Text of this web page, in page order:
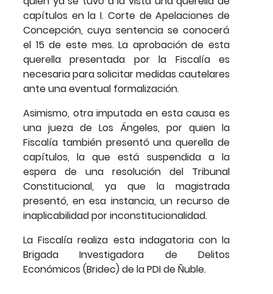
capítulos en la I. Corte de Apelaciones de
Concepción, cuya sentencia se conocerá
el 15 de este mes. La aprobación de esta
querella presentada por la Fiscalía es
necesaria para solicitar medidas cautelares
ante una eventual formalización.
Asimismo, otra imputada en esta causa es
una jueza de Los Ángeles, por quien la
Fiscalía también presentó una querella de
capítulos, la que está suspendida a la
espera de una resolución del Tribunal
Constitucional, ya que la magistrada
presentó, en esa instancia, un recurso de
inaplicabilidad por inconstitucionalidad.
La Fiscalía realiza esta indagatoria con la
Brigada Investigadora de Delitos
Económicos (Bridec) de la PDI de Ñuble.